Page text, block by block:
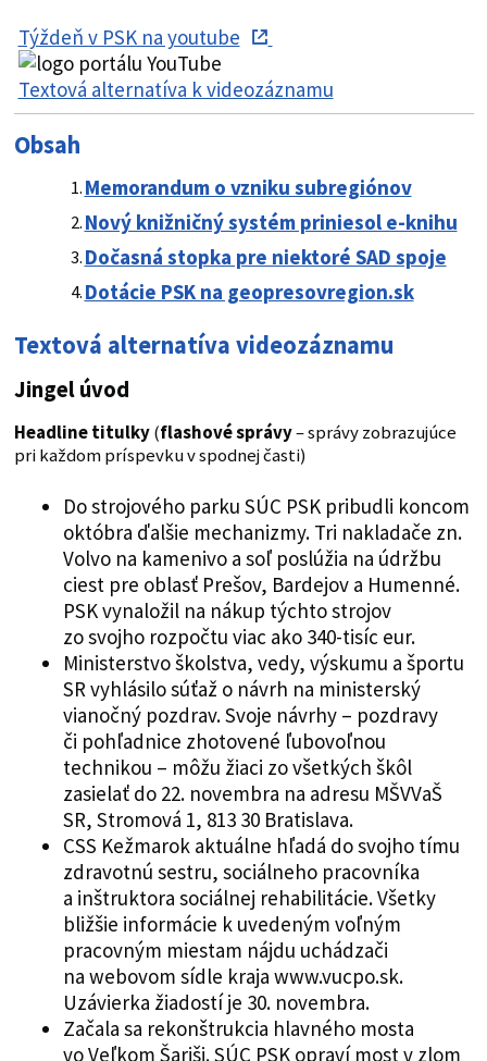
Týždeň v PSK na youtube
Textová alternatíva k videozáznamu
Obsah
Memorandum o vzniku subregiónov
Nový knižničný systém priniesol e-knihu
Dočasná stopka pre niektoré SAD spoje
Dotácie PSK na geopresovregion.sk
Textová alternatíva videozáznamu
Jingel úvod
Headline titulky(flashové správy– správy zobrazujúce
pri každom príspevku v spodnej časti)
Do strojového parku SÚC PSK pribudli koncom
októbra ďalšie mechanizmy. Tri nakladače zn.
Volvo na kamenivo a soľ poslúžia na údržbu
ciest pre oblasť Prešov, Bardejov a Humenné.
PSK vynaložil na nákup týchto strojov
zo svojho rozpočtu viac ako 340-tisíc eur.
Ministerstvo školstva, vedy, výskumu a športu
SR vyhlásilo súťaž o návrh na ministerský
vianočný pozdrav. Svoje návrhy – pozdravy
či pohľadnice zhotovené ľubovoľnou
technikou – môžu žiaci zo všetkých škôl
zasielať do 22. novembra na adresu MŠVVaŠ
SR, Stromová 1, 813 30 Bratislava.
CSS Kežmarok aktuálne hľadá do svojho tímu
zdravotnú sestru, sociálneho pracovníka
a inštruktora sociálnej rehabilitácie. Všetky
bližšie informácie k uvedeným voľným
pracovným miestam nájdu uchádzači
na webovom sídle kraja www.vucpo.sk.
Uzávierka žiadostí je 30. novembra.
Začala sa rekonštrukcia hlavného mosta
vo Veľkom Šariši. SÚC PSK opraví most v zlom